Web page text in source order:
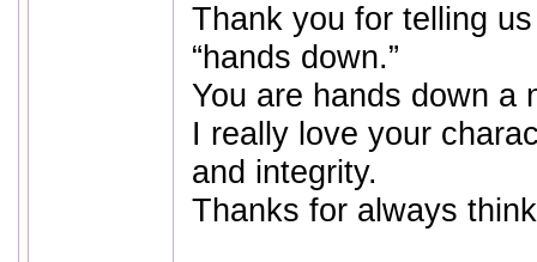
Thank you for telling
“hands down.”
You are hands down a
I really love your
and integrity.
Thanks for always